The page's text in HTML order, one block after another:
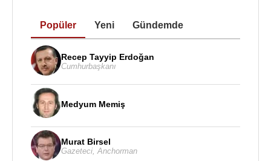
Popüler Yeni Gündemde
Recep Tayyip Erdoğan
Cumhurbaşkanı
Medyum Memiş
Murat Birsel
Gazeteci,Anchorman